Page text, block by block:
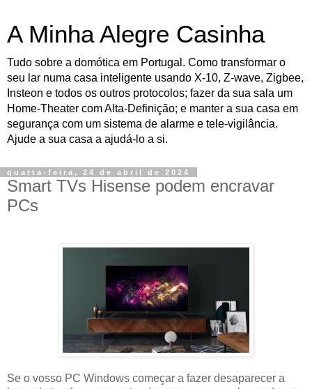
A Minha Alegre Casinha
Tudo sobre a domótica em Portugal. Como transformar o
seu lar numa casa inteligente usando X-10, Z-wave, Zigbee,
Insteon e todos os outros protocolos; fazer da sua sala um
Home-Theater com Alta-Definição; e manter a sua casa em
segurança com um sistema de alarme e tele-vigilância.
Ajude a sua casa a ajudá-lo a si.
quarta-feira, 24 de abril de 2024
Smart TVs Hisense podem encravar
PCs
Se o vosso PC Windows começar a fazer desaparecer a